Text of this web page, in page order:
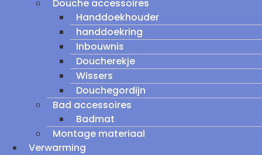
Douche accessoires
Handdoekhouder
handdoekring
Inbouwnis
Doucherekje
Wissers
Douchegordijn
Bad accessoires
Badmat
Montage materiaal
Verwarming